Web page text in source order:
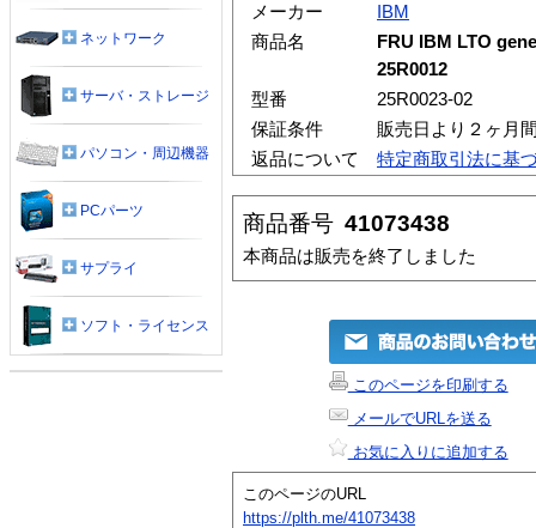
メーカー
IBM
商品名
FRU IBM LTO
25R0012
型番
25R0023-02
保証条件
販売日より２ヶ月
返品について
特定商取引法に基
商品番号 41073438
本商品は販売を終了しました
このページを印刷する
メールでURLを送る
お気に入りに追加する
このページのURL
https://plth.me/41073438
ネットワーク
サーバ・ストレージ
パソコン・周辺機器
PCパーツ
サプライ
ソフト・ライセンス